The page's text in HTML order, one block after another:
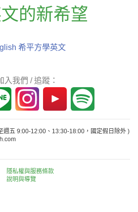
的新希望
希平方學英文
入我們 / 追蹤：
週五 9:00-12:00、13:30-18:00，國定假日除外 )
隱私權與服務條款
說明與導覽